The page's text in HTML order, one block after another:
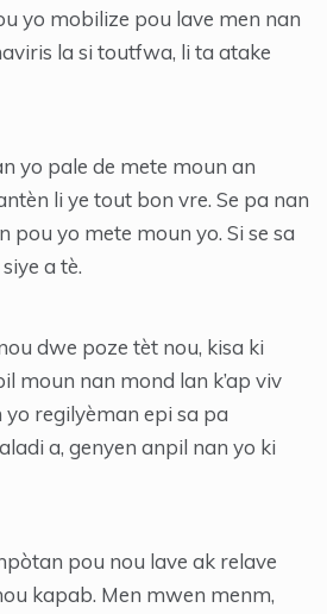
yo mobilize pou lave men nan
la si toutfwa, li ta atake
yo pale de mete moun an
li ye tout bon vre. Se pa nan
pou yo mete moun yo. Si se sa
a tè.
dwe poze tèt nou, kisa ki
moun nan mond lan k’ap viv
yo regilyèman epi sa pa
a, genyen anpil nan yo ki
pou nou lave ak relave
kapab. Men mwen menm,